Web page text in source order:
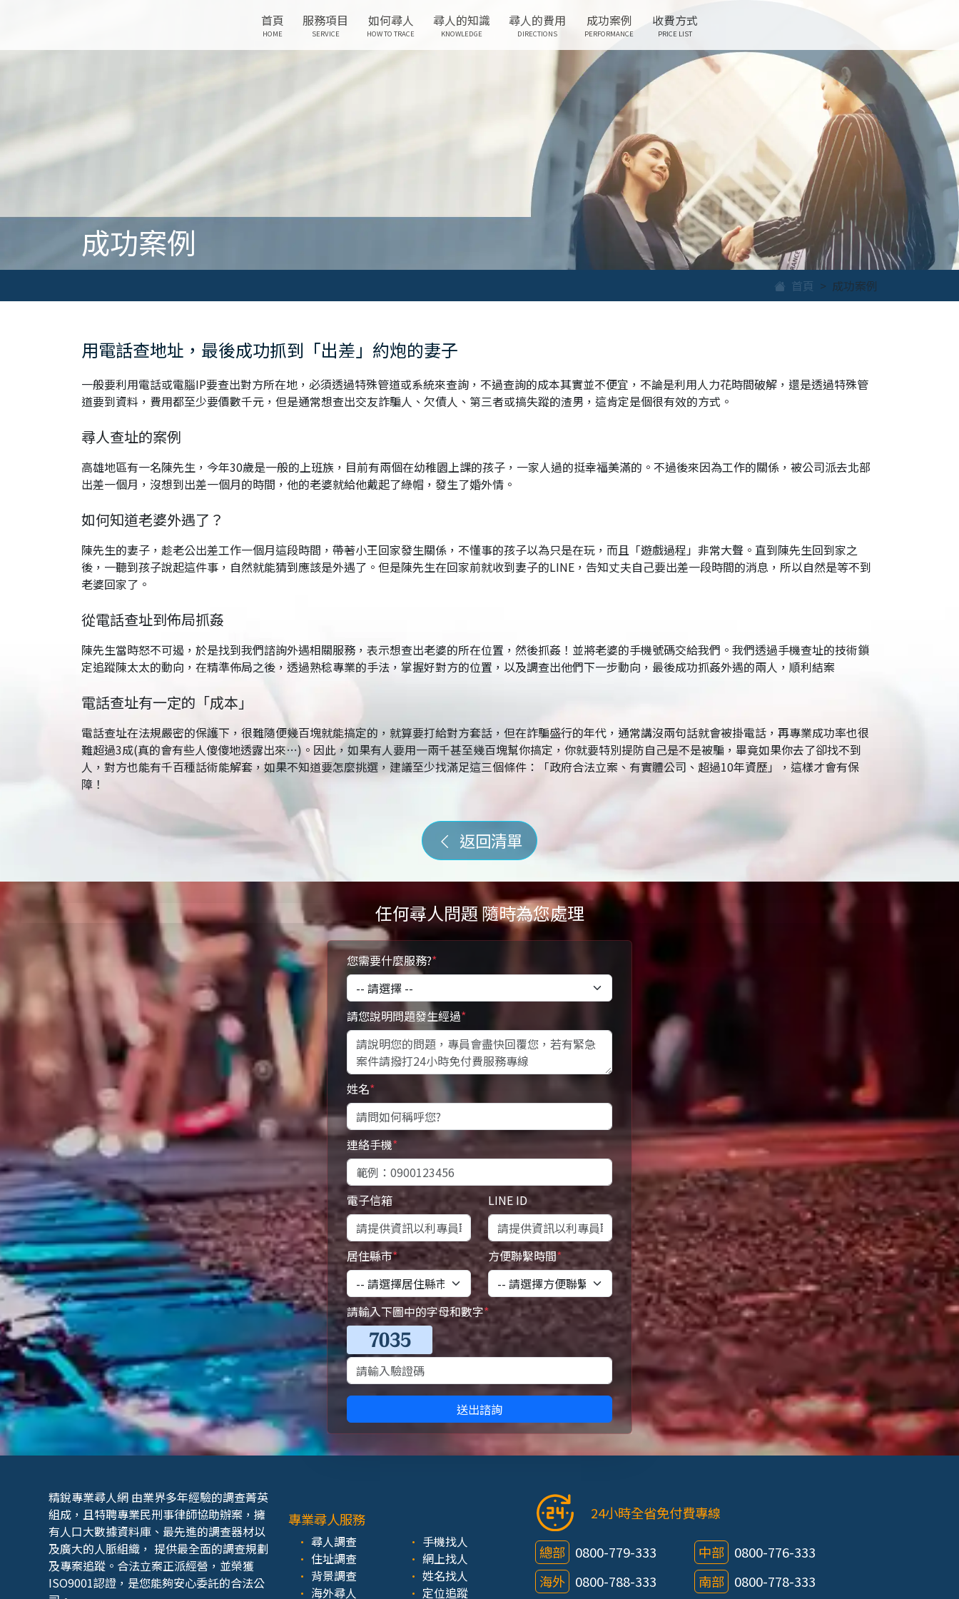
首頁
HOME
服務項目
SERVICE
如何尋人
HOW TO TRACE
尋人的知識
KNOWLEDGE
尋人的費用
DIRECTIONS
成功案例
PERFORMANCE
收費方式
PRICE LIST
成功案例
首頁 成功案例
用電話查地址，最後成功抓到「出差」約炮的妻子
一般要利用電話或電腦IP要查出對方所在地，必須透過特殊管道或系統來查詢，不過查詢的成本其實並不便宜，不論是利用人力花時間破解，還是透過特殊管
道要到資料，費用都至少要價數千元，但是通常想查出交友詐騙人、欠債人、第三者或搞失蹤的渣男，這肯定是個很有效的方式。
尋人查址的案例
高雄地區有一名陳先生，今年30歲是一般的上班族，目前有兩個在幼稚園上課的孩子，一家人過的挺幸福美滿的。不過後來因為工作的關係，被公司派去北部
出差一個月，沒想到出差一個月的時間，他的老婆就給他戴起了綠帽，發生了婚外情。
如何知道老婆外遇了？
陳先生的妻子，趁老公出差工作一個月這段時間，帶著小王回家發生關係，不懂事的孩子以為只是在玩，而且「遊戲過程」非常大聲。直到陳先生回到家之
後，一聽到孩子說起這件事，自然就能猜到應該是外遇了。但是陳先生在回家前就收到妻子的LINE，告知丈夫自己要出差一段時間的消息，所以自然是等不到
老婆回家了。
從電話查址到佈局抓姦
陳先生當時怒不可遏，於是找到我們諮詢外遇相關服務，表示想查出老婆的所在位置，然後抓姦！並將老婆的手機號碼交給我們。我們透過手機查址的技術鎖
定追蹤陳太太的動向，在精準佈局之後，透過熟稔專業的手法，掌握好對方的位置，以及調查出他們下一步動向，最後成功抓姦外遇的兩人，順利結案
電話查址有一定的「成本」
電話查址在法規嚴密的保護下，很難隨便幾百塊就能搞定的，就算要打給對方套話，但在詐騙盛行的年代，通常講沒兩句話就會被掛電話，再專業成功率也很
難超過3成(真的會有些人傻傻地透露出來…)。因此，如果有人要用一兩千甚至幾百塊幫你搞定，你就要特別提防自己是不是被騙，畢竟如果你去了卻找不到
人，對方也能有千百種話術能解套，如果不知道要怎麼挑選，建議至少找滿足這三個條件：「政府合法立案、有實體公司、超過10年資歷」，這樣才會有保
障！
返回清單
任何尋人問題 隨時為您處理
您需要什麼服務?*
請您說明問題發生經過*
姓名*
連絡手機*
電子信箱 LINE ID
居住縣市* 方便聯繫時間*
請輸入下圖中的字母和數字*
送出諮詢
精銳專業尋人網 由業界多年經驗的調查菁英
組成，且特聘專業民刑事律師協助辦案，擁
有人口大數據資料庫、最先進的調查器材以
及廣大的人脈組織， 提供最全面的調查規劃
及專案追蹤。合法立案正派經營，並榮獲
ISO9001認證，是您能夠安心委託的合法公
專業尋人服務
尋人調查
住址調查
背景調查
海外尋人
手機找人
網上找人
姓名找人
定位追蹤
24小時全省免付費專線
總部 0800-779-333
海外 0800-788-333
中部 0800-776-333
南部 0800-778-333